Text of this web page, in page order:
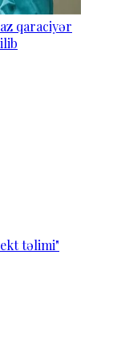
qaraciyər
təlimi"